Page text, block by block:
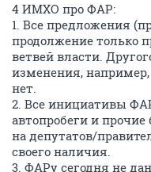
4 ИМХО про ФАР:
1. Все предложения
продолжение только
ветвей власти.
изменения, например,
нет.
2. Все инициативы
автопробеги и
на депутатов/
своего наличия.
3. ФАРу сегодня не